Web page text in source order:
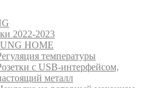
2022-2023
HOME
температуры
с USB-интерфейсом,
металл